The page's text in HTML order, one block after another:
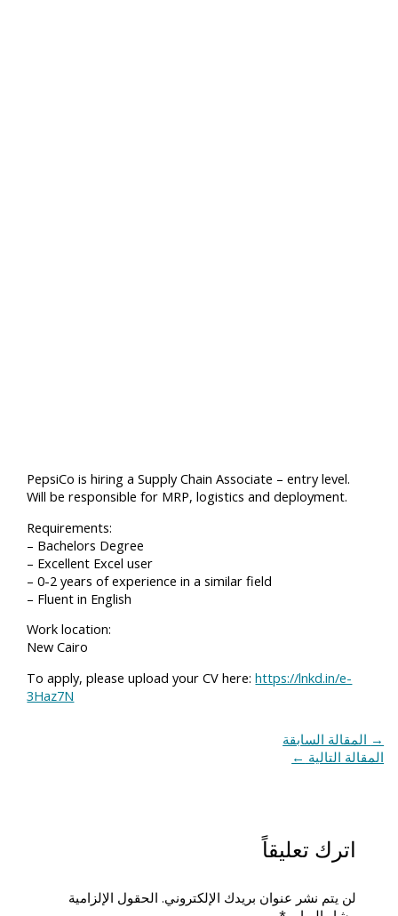
PepsiCo is hiring a Supply Chain Associate – entry level.
Will be responsible for MRP, logistics and deployment.
Requirements:
– Bachelors Degree
– Excellent Excel user
– 0-2 years of experience in a similar field
– Fluent in English
Work location:
New Cairo
To apply, please upload your CV here:https://lnkd.in/e-
3Haz7N
→ المقالة السابقة
المقالة التالية ←
اترك تعليقاً
لن يتم نشر عنوان بريدك الإلكتروني. الحقول الإلزامية